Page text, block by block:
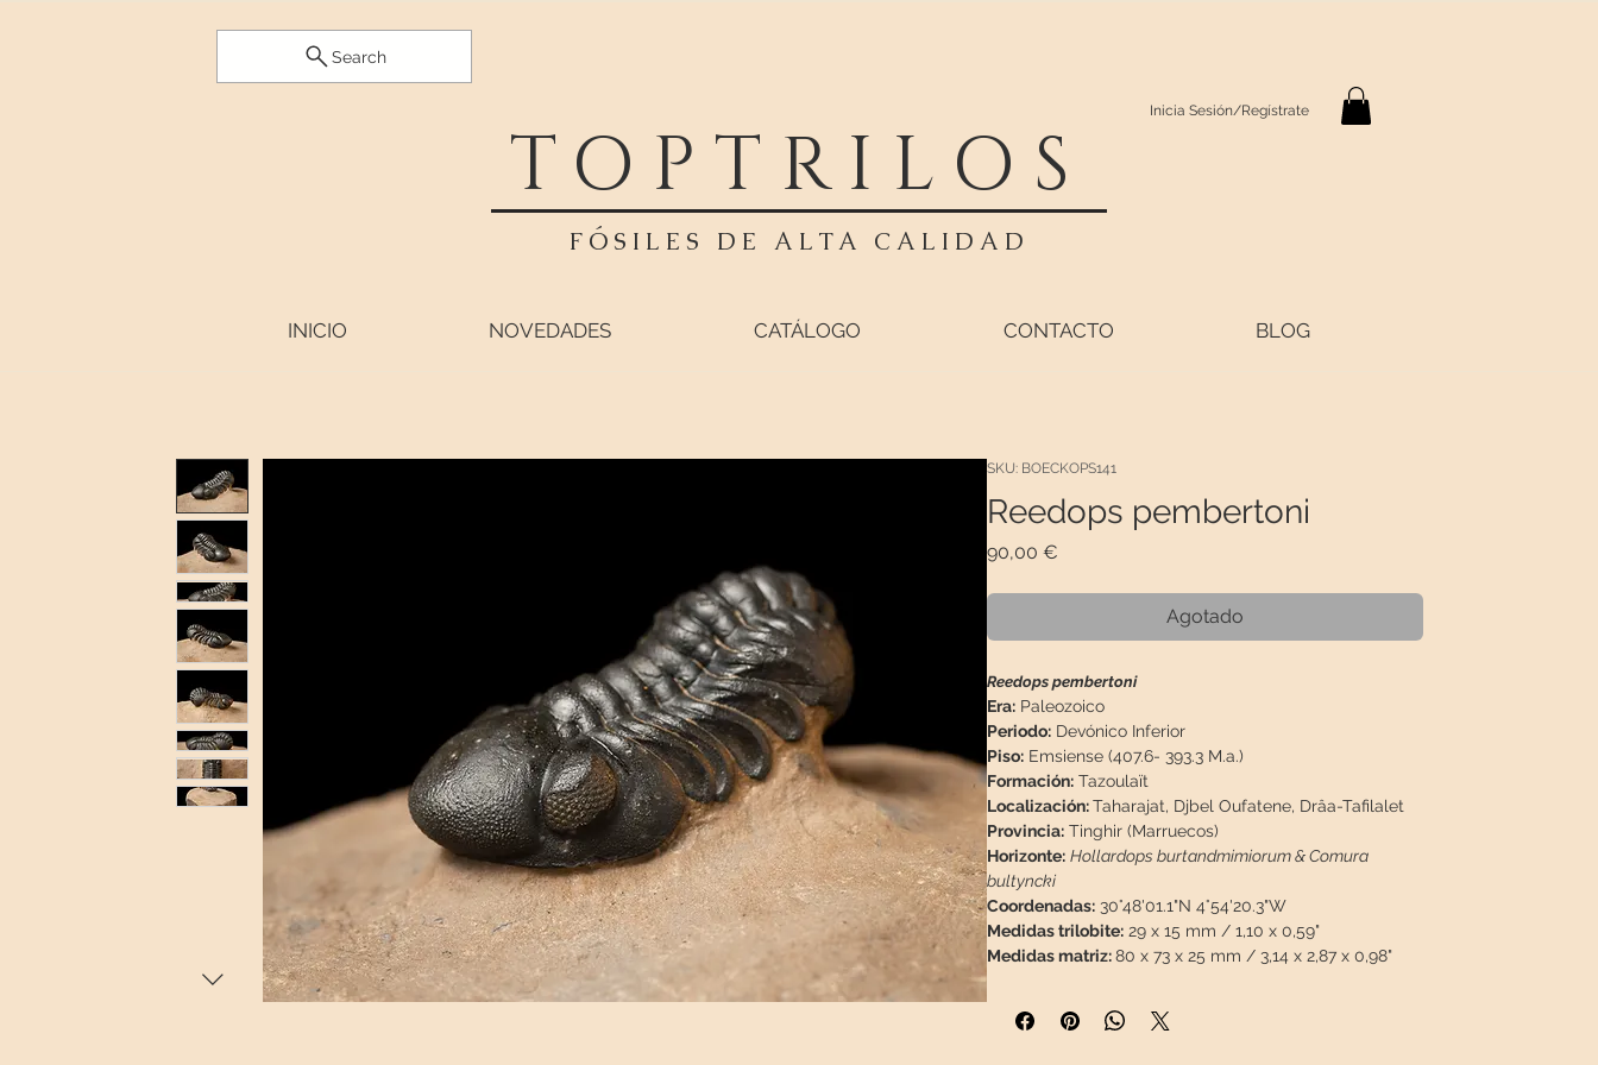
Search
TOPTRILOS
FÓSILES DE ALTA CALIDAD
Inicia Sesión/Regístrate
INICIO NOVEDADES CATÁLOGO CONTACTO BLOG
SKU: BOECKOPS141
Reedops pembertoni
90,00 €Precio
Agotado
Reedops pembertoni
Era:Paleozoico
Periodo:Devónico Inferior
Piso:Emsiense (407.6- 393.3 M.a.)
Formación:Tazoulaït
Localización:Taharajat, Djbel Oufatene, Drâa-Tafilalet
Provincia:Tinghir (Marruecos)
Horizonte: Hollardops burtandmimiorum & Comura
bultyncki
Coordenadas:30°48'01.1"N 4°54'20.3"W
Medidas trilobite:29 x 15 mm / 1,10 x 0,59"
Medidas matriz:80 x 73 x 25 mm / 3,14 x 2,87 x 0,98"
Peso:
Descripción:
Fósil limpiado con chorro de arena, bien
conservado, 100% natural, sin restauración ni espinas de